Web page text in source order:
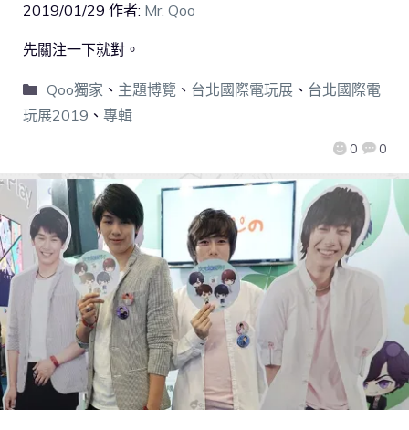
2019/01/29 作者: Mr. Qoo
0 0
先關注一下就對。
Qoo獨家 、 主題博覽 、 台北國際電玩展、 台北國際電
玩展2019 、 專輯